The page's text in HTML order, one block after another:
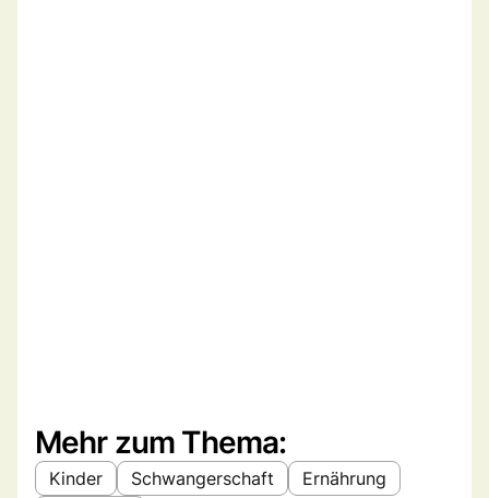
Mehr zum Thema:
Kinder Schwangerschaft Ernährung